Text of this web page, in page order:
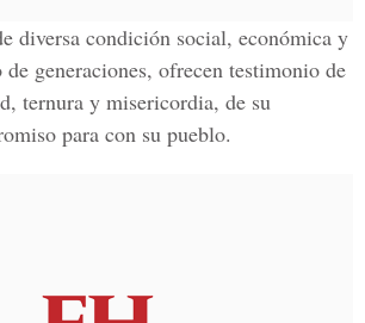
diversa condición social, económica y
generaciones, ofrecen testimonio de
ternura y misericordia, de su
para con su pueblo.